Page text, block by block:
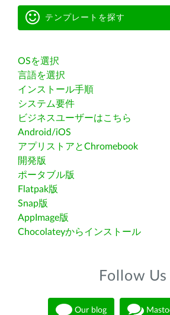
テンプレートを探す
OSを選択
言語を選択
インストール手順
システム要件
ビジネスユーザーはこちら
Android/iOS
アプリストアとChromebook
開発版
ポータブル版
Flatpak版
Snap版
AppImage版
Chocolateyからインストール
Follow Us
Our blog